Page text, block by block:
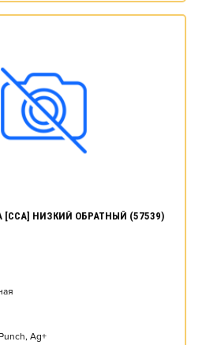
А [CCA] НИЗКИЙ ОБРАТНЫЙ (57539)
Ag+